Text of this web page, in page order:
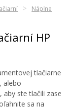
Náplne
HP
tlačiarne
alebo
, aby ste tlačili zase
sa na